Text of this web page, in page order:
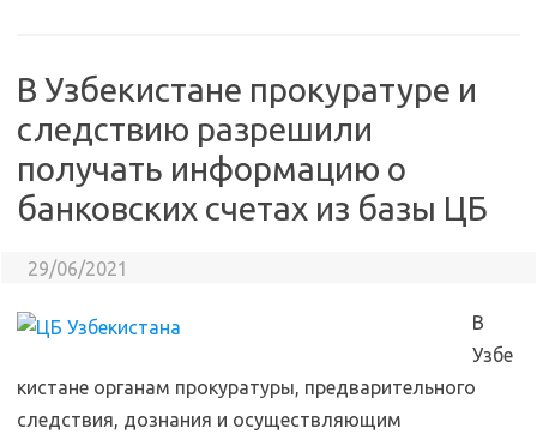
В Узбекистане прокуратуре и
следствию разрешили
получать информацию о
банковских счетах из базы ЦБ
29/06/2021
В
Узбе
кистане органам прокуратуры, предварительного
следствия, дознания и осуществляющим